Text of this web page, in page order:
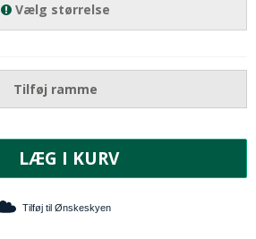
Vælg størrelse
Tilføj ramme
LÆG I KURV
Tilføj til Ønskeskyen